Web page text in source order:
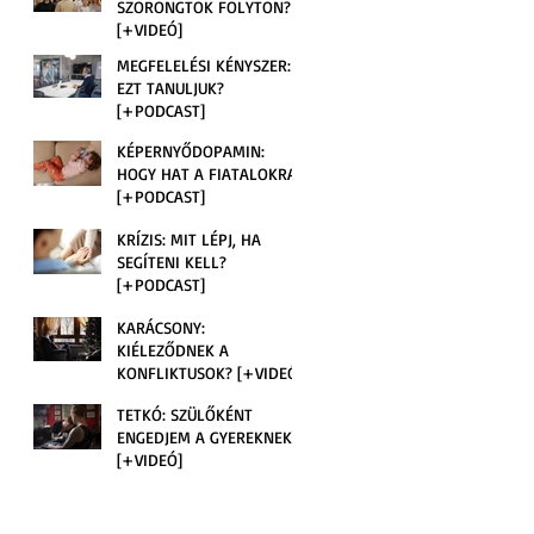
SZORONGTOK FOLYTON?
[+VIDEÓ]
MEGFELELÉSI KÉNYSZER:
EZT TANULJUK?
[+PODCAST]
KÉPERNYŐDOPAMIN:
HOGY HAT A FIATALOKRA?
[+PODCAST]
KRÍZIS: MIT LÉPJ, HA
SEGÍTENI KELL?
[+PODCAST]
KARÁCSONY:
KIÉLEZŐDNEK A
KONFLIKTUSOK? [+VIDEÓ]
TETKÓ: SZÜLŐKÉNT
ENGEDJEM A GYEREKNEK?
[+VIDEÓ]